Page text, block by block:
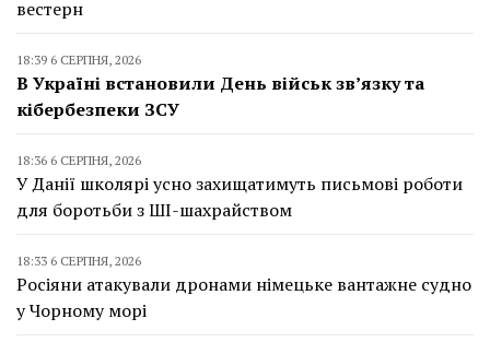
вестерн
18:39 6 СЕРПНЯ, 2026
В Україні встановили День військ зв’язку та
кібербезпеки ЗСУ
18:36 6 СЕРПНЯ, 2026
У Данії школярі усно захищатимуть письмові роботи
для боротьби з ШІ-шахрайством
18:33 6 СЕРПНЯ, 2026
Росіяни атакували дронами німецьке вантажне судно
у Чорному морі